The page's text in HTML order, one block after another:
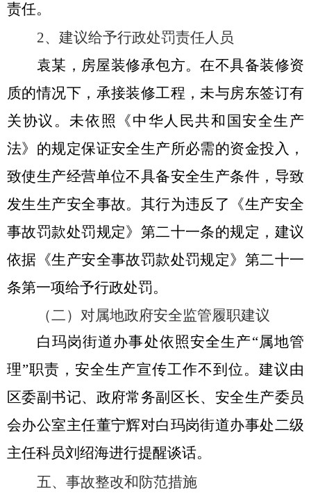
责任。
2、建议给予行政处罚责任人员
袁某 ，房屋装修承包方。在不具备装修资
质的情况下，承接装修工程，未与房东签订有
关协议。未依照《中华人民共和国安全生产
法》的规定保证安全生产所必需的资金投入，
致使生产经营单位不具备安全生产条件，导致
发生生产安全事故。其行为违反了《生产安全
事故罚款处罚规定》第二十一条的规定，建议
依据《生产安全事故罚款处罚规定》第二十一
条第一项给予行政处罚。
（二）对属地政府安全监管履职建议
白玛岗街道办事处依照安全生产“属地管
理”职责 ，安全生产宣传工作不到位 。建议由
区委副书记、政府常务副区长、 安全生产委员
会办公室主任董宁辉对白玛岗街道办事处二级
主任科员刘绍海进行提醒谈话。
五、事故整改和防范措施